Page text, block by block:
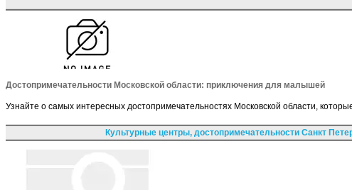
Достопримечательности Московской области: приключения для малышей
Узнайте о самых интересных достопримечательностях Московской области,
Культурные центры, достопримечательности Санкт